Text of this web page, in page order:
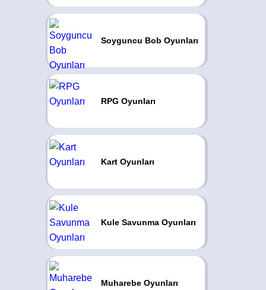
Soyguncu Bob Oyunları
RPG Oyunları
Kart Oyunları
Kule Savunma Oyunları
Muharebe Oyunları